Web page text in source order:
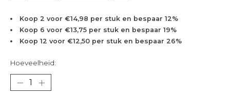
Koop 2 voor €14,98 per stuk en bespaar 12%
Koop 6 voor €13,75 per stuk en bespaar 19%
Koop 12 voor €12,50 per stuk en bespaar 26%
Hoeveelheid: